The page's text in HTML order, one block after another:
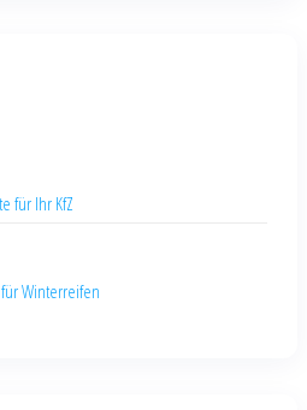
für Ihr KfZ
Winterreifen